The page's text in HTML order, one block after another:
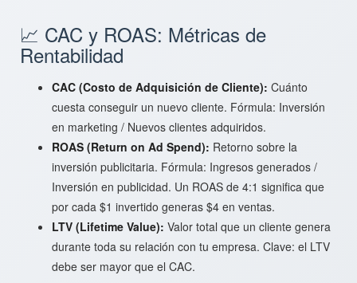
📈 CAC y ROAS: Métricas de
Rentabilidad
CAC (Costo de Adquisición de Cliente): Cuánto
cuesta conseguir un nuevo cliente. Fórmula: Inversión
en marketing / Nuevos clientes adquiridos.
ROAS (Return on Ad Spend): Retorno sobre la
inversión publicitaria. Fórmula: Ingresos generados /
Inversión en publicidad. Un ROAS de 4:1 significa que
por cada $1 invertido generas $4 en ventas.
LTV (Lifetime Value): Valor total que un cliente genera
durante toda su relación con tu empresa. Clave: el LTV
debe ser mayor que el CAC.